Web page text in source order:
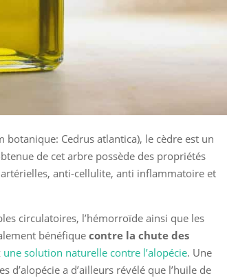
botanique: Cedrus atlantica), le cèdre est un
de cet arbre possède des propriétés
anti-cellulite, anti inflammatoire et
circulatoires, l’hémorroïde ainsi que les
bénéfiquecontre la chute des
une solution naturelle contre l’alopécie. Une
a d’ailleurs révélé que l’huile de